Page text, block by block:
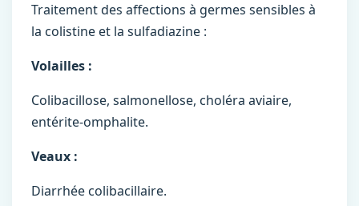
Traitement des affections à germes sensibles à
la colistine et la sulfadiazine :
Volailles :
Colibacillose, salmonellose, choléra aviaire,
entérite-omphalite.
Veaux :
Diarrhée colibacillaire.